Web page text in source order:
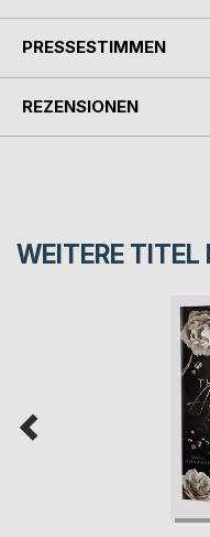
PRESSESTIMMEN
REZENSIONEN
WEITERE TITEL